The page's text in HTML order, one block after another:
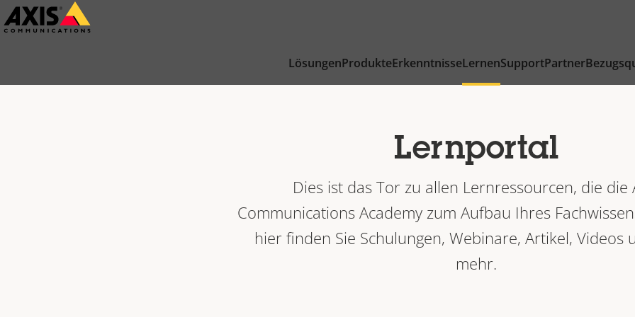
Zum
Hauptinhalt
LösungenProdukteErkenntnisseLernenSupportPartner
Lernportal
Dies ist das Tor zu allen Lernressourcen, die die
Communications Academy zum Aufbau Ihres
hier finden Sie Schulungen, Webinare, Artikel, Videos
mehr.